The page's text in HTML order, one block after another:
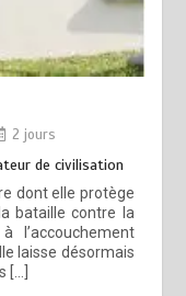
2 jours
de civilisation
dont elle protège
bataille contre la
l’accouchement
laisse désormais
[…]